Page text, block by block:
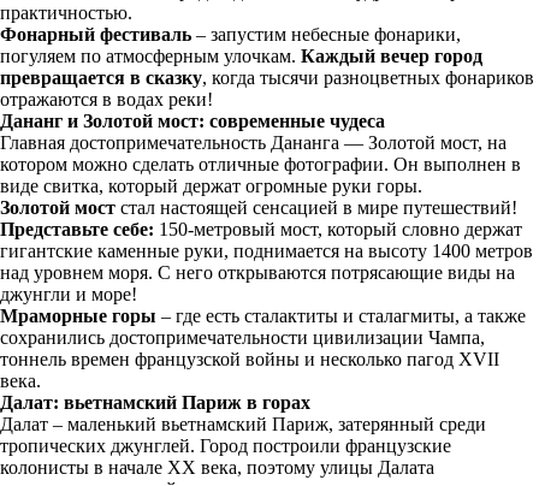
практичностью.
Фонарный фестиваль – запустим небесные фонарики,
погуляем по атмосферным улочкам. Каждый вечер город
превращается в сказку, когда тысячи разноцветных фонариков
отражаются в водах реки!
Дананг и Золотой мост: современные чудеса
Главная достопримечательность Дананга — Золотой мост, на
котором можно сделать отличные фотографии. Он выполнен в
виде свитка, который держат огромные руки горы.
Золотой мост стал настоящей сенсацией в мире путешествий!
Представьте себе: 150-метровый мост, который словно держат
гигантские каменные руки, поднимается на высоту 1400 метров
над уровнем моря. С него открываются потрясающие виды на
джунгли и море!
Мраморные горы – где есть сталактиты и сталагмиты, а также
сохранились достопримечательности цивилизации Чампа,
тоннель времен французской войны и несколько пагод XVII
века.
Далат: вьетнамский Париж в горах
Далат – маленький вьетнамский Париж, затерянный среди
тропических джунглей. Город построили французские
колонисты в начале XX века, поэтому улицы Далата